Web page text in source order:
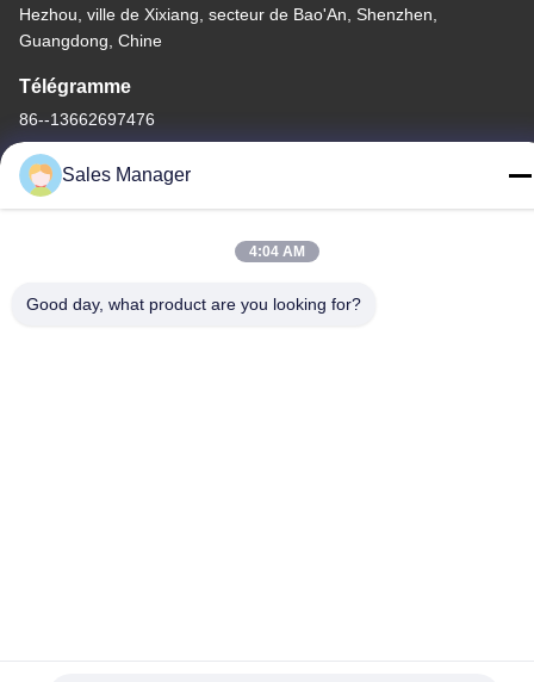
Hezhou, ville de Xixiang, secteur de Bao'An, Shenzhen,
Guangdong, Chine
Télégramme
86--13662697476
Chine Bonne qualité Contact à membrane de dôme en métal Le
les droits réservés.
Sales Manager
4:04 AM
Good day, what product are you looking for?